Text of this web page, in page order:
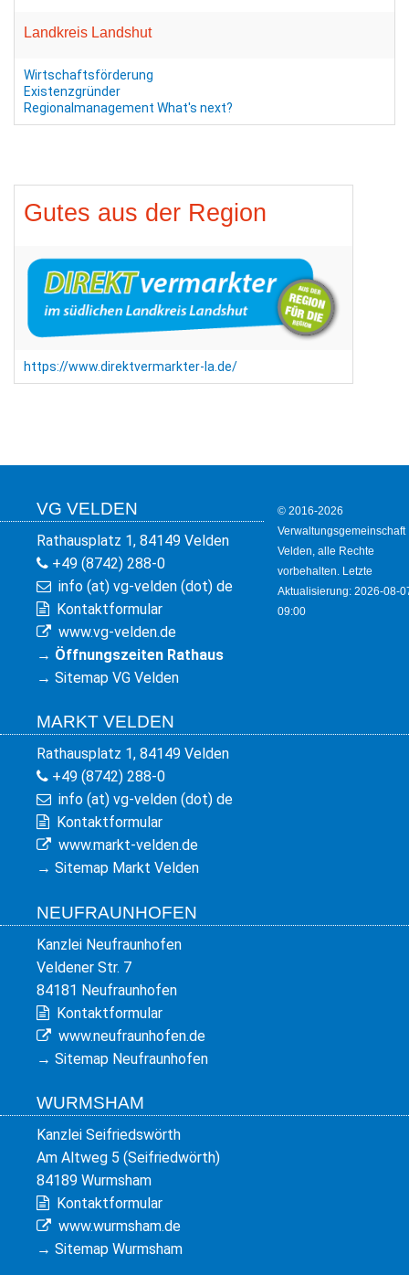
Landkreis Landshut
Wirtschaftsförderung
Existenzgründer
Regionalmanagement What's next?
Gutes aus der Region
https://www.direktvermarkter-la.de/
VG VELDEN
Rathausplatz 1, 84149 Velden
+49 (8742) 288-0
info (at) vg-velden (dot) de
Kontaktformular
www.vg-velden.de
→ Öffnungszeiten Rathaus
→ Sitemap VG Velden
MARKT VELDEN
Rathausplatz 1, 84149 Velden
+49 (8742) 288-0
info (at) vg-velden (dot) de
Kontaktformular
www.markt-velden.de
→ Sitemap Markt Velden
NEUFRAUNHOFEN
Kanzlei Neufraunhofen
Veldener Str. 7
84181 Neufraunhofen
Kontaktformular
www.neufraunhofen.de
→ Sitemap Neufraunhofen
WURMSHAM
Kanzlei Seifriedswörth
Am Altweg 5 (Seifriedwörth)
84189 Wurmsham
Kontaktformular
www.wurmsham.de
→ Sitemap Wurmsham
© 2016-2026
Verwaltungsgemeinschaft
Velden, alle Rechte
vorbehalten. Letzte
Aktualisierung: 2026-08-
09:00